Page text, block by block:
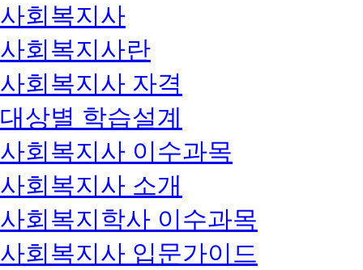
사회복지사
사회복지사란
사회복지사 자격
대상별 학습설계
사회복지사 이수과목
사회복지사 소개
사회복지학사 이수과목
사회복지사 입문가이드